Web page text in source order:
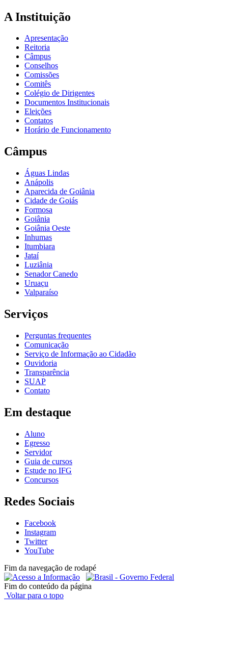
A Instituição
Apresentação
Reitoria
Câmpus
Conselhos
Comissões
Comitês
Colégio de Dirigentes
Documentos Institucionais
Eleições
Contatos
Horário de Funcionamento
Câmpus
Águas Lindas
Anápolis
Aparecida de Goiânia
Cidade de Goiás
Formosa
Goiânia
Goiânia Oeste
Inhumas
Itumbiara
Jataí
Luziânia
Senador Canedo
Uruaçu
Valparaíso
Serviços
Perguntas frequentes
Comunicação
Serviço de Informação ao Cidadão
Ouvidoria
Transparência
SUAP
Contato
Em destaque
Aluno
Egresso
Servidor
Guia de cursos
Estude no IFG
Concursos
Redes Sociais
Facebook
Instagram
Twitter
YouTube
Fim da navegação de rodapé
Fim do conteúdo da página
Voltar para o topo